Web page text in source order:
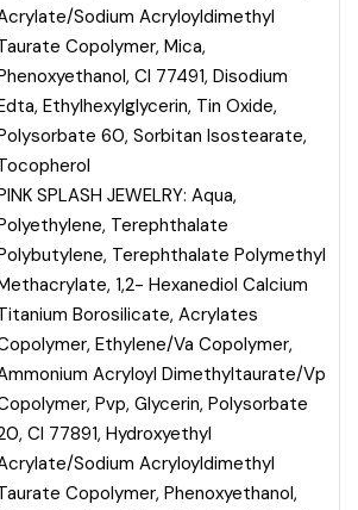
Sodium Acryloyldimethyl
Copolymer, Mica,
CI 77491, Disodium
Ethylhexylglycerin, Tin Oxide,
60, Sorbitan Isostearate,
SPLASH JEWELRY: Aqua,
Terephthalate
Terephthalate Polymethyl
1,2- Hexanediol Calcium
Borosilicate, Acrylates
Ethylene/Va Copolymer,
Acryloyl Dimethyltaurate/Vp
Pvp, Glycerin, Polysorbate
CI 77891, Hydroxyethyl
Sodium Acryloyldimethyl
Copolymer, Phenoxyethanol,